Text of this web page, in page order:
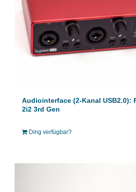
Audiointerface (2-Kanal USB2.0):
2i2 3rd Gen
Ding verfügbar?